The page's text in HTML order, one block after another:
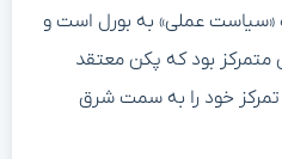
«سیاست عملی» به بورل است و
بود که پکن معتقد
خود را به سمت شرق